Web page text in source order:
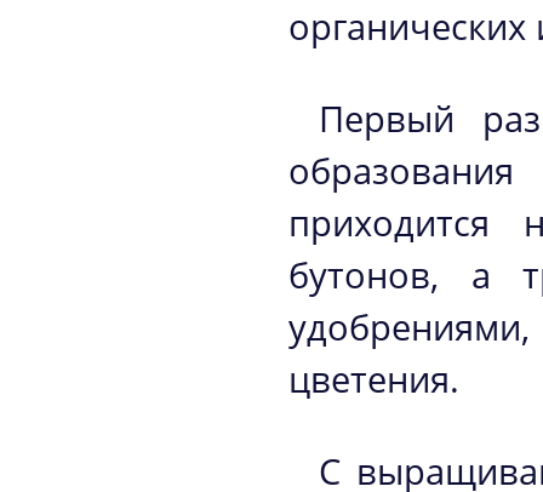
Первый
приходится
бутонов, а
удобрениями,
цветения.
С